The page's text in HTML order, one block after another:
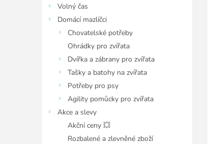
Volný čas
Domácí mazlíčci
Chovatelské potřeby
Ohrádky pro zvířata
Dvířka a zábrany pro zvířata
Tašky a batohy na zvířata
Potřeby pro psy
Agility pomůcky pro zvířata
Akce a slevy
Akční ceny 💥
Rozbalené a zlevněné zboží